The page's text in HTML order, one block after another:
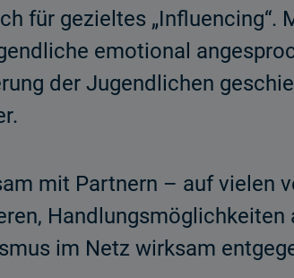
für gezieltes „Influencing“.
emotional
der Jugendlichen
mit Partnern – auf vielen
im Netz wirksam